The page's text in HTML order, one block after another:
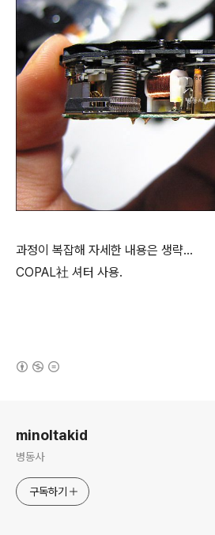
과정이 복잡해 자세한 내용은 생략...
COPAL社 셔터 사용.
minoltakid
병동사
구독하기